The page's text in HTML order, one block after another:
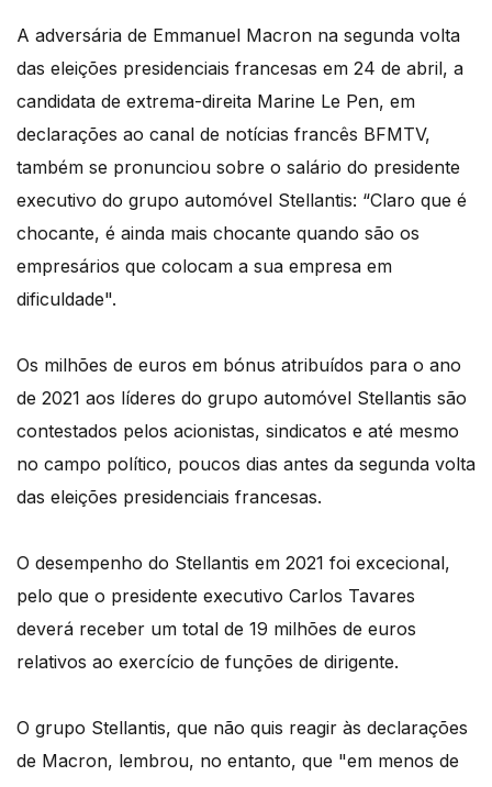
A adversária de Emmanuel Macron na segunda volta
das eleições presidenciais francesas em 24 de abril, a
candidata de extrema-direita Marine Le Pen, em
declarações ao canal de notícias francês BFMTV,
também se pronunciou sobre o salário do presidente
executivo do grupo automóvel Stellantis: “Claro que é
chocante, é ainda mais chocante quando são os
empresários que colocam a sua empresa em
dificuldade".
Os milhões de euros em bónus atribuídos para o ano
de 2021 aos líderes do grupo automóvel Stellantis são
contestados pelos acionistas, sindicatos e até mesmo
no campo político, poucos dias antes da segunda volta
das eleições presidenciais francesas.
O desempenho do Stellantis em 2021 foi excecional,
pelo que o presidente executivo Carlos Tavares
deverá receber um total de 19 milhões de euros
relativos ao exercício de funções de dirigente.
O grupo Stellantis, que não quis reagir às declarações
de Macron, lembrou, no entanto, que "em menos de